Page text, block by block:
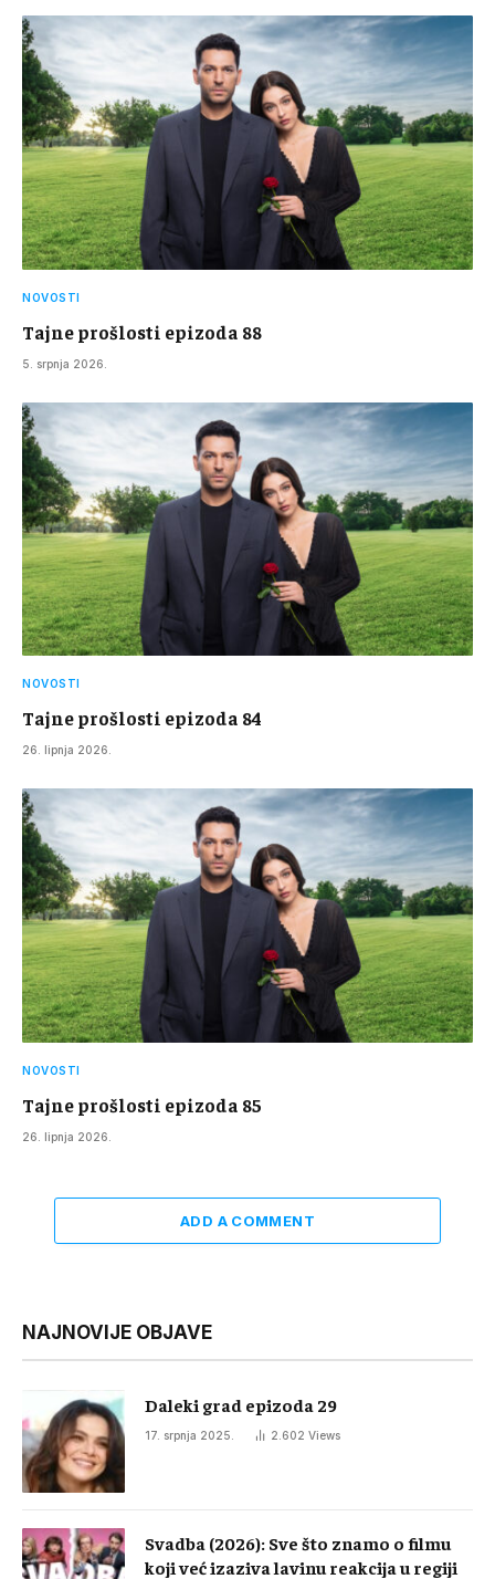
NOVOSTI
Tajne prošlosti epizoda 88
5. srpnja 2026.
NOVOSTI
Tajne prošlosti epizoda 84
26. lipnja 2026.
NOVOSTI
Tajne prošlosti epizoda 85
26. lipnja 2026.
ADD A COMMENT
NAJNOVIJE OBJAVE
Daleki grad epizoda 29
17. srpnja 2025. 2.602 Views
Svadba (2026): Sve što znamo o filmu
koji već izaziva lavinu reakcija u regiji